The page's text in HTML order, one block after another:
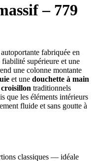
– 779
fabriquée en
supérieure et une
une colonne montante
et une douchette à main
traditionnels
que les éléments intérieurs
fluide et sans goutte à
classiques — idéale